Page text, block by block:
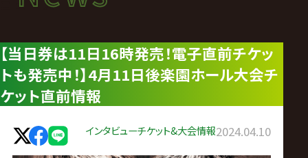
ス
|
プ
ロ
ニュース
【当日券は11日16時発売！電子直前チケッ
トも発売中！】4月11日後楽園ホール大会チ
ケット直前情報
インタビューチケット&大会情報2024.04.10